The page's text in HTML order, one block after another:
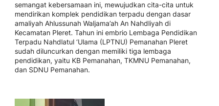
semangat kebersamaan ini, mewujudkan cita-cita untuk
mendirikan komplek pendidikan terpadu dengan dasar
amaliyah Ahlussunah Waljama’ah An Nahdliyah di
Kecamatan Pleret. Tahun ini embrio Lembaga Pendidikan
Terpadu Nahdlatul ‘Ulama (LPTNU) Pemanahan Pleret
sudah diluncurkan dengan memiliki tiga lembaga
pendidikan, yaitu KB Pemanahan, TKMNU Pemanahan,
dan SDNU Pemanahan.